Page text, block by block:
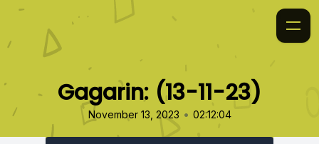
Gagarin: (13-11-23)
November 13, 2023 • 02:12:04